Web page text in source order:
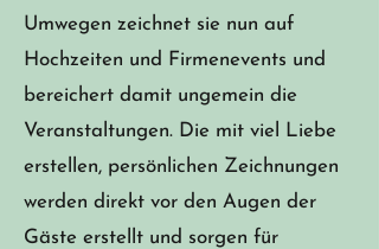
Umwegen zeichnet sie nun auf
Hochzeiten und Firmenevents und
bereichert damit ungemein die
Veranstaltungen. Die mit viel Liebe
erstellen, persönlichen Zeichnungen
werden direkt vor den Augen der
Gäste erstellt und sorgen für